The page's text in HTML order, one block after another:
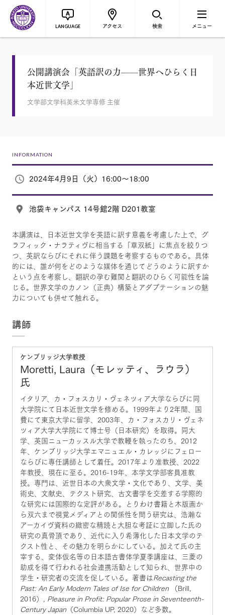
LANGUAGE アクセス 検索 メニュー
公開講演会「英語訳の力——世界へひらく日
本近世文学」
文学部文学科英米文学専修 主催
INFORMATION
2024年4月9日（火）16:00～18:00
池袋キャンパス 14号館2階 D201教室
本講演は、日本近世文学を英語に訳す意義を考慮した上で、グ
ラフィック・ナラティヴに相当する「草双紙」に焦点を絞りつ
つ、英訳ならびにそれに伴う課題を考察するものである。具体
的には、誰が何をどのような媒体を通じてどうのように訳すか
という点を考察し、翻訳の孕む難関と翻訳のひらく可能性を論
じる。世界文学のカノン（正典）構築とアダプテーションの魅
力についても併せて触れる。
講師
ケンブリッジ大学教授
Moretti, Laura（モレッティ、ラウラ）
氏
イタリア、カ・フォスカリ・ヴェネツィア大学ならびに同
大学院にて日本近世文学を修める。1999年より2年間、国
費にて東京大学に留学、2003年、カ・フォスカリ・ヴェネ
ツィア大学大学院にて博士号（日本研究）を取得。同大
学、英国ニューカッスル大学で教鞭を執ったのち、2012
年、ケンブリッジ大学エマニュエル・カレッジにフェロー
ならびに専任講師として着任。2017年より准教授、2022
年教授、現在に至る。2016-19年、本学文学部客員准教
授。専門は、近世日本の大衆文学・文化であり、文学、美
術史、文献史、テクスト研究、古文書学を交差する学際的
な研究には国際的な定評がある。とりわけ書籍と木版画か
ら双六まで視覚メディアとの関係性を問う研究は、浩瀚な
アーカイヴ資料の緻密な精読と大胆な考証に立脚した氏の
研究の真骨頂であり、近代に入り希薄化した日本文学のテ
クスト性と、その魅力を明らかにしている。加えて氏の主
宰する、変体仮名等の日本語古書体学夏季講座は、三菱の
助成を得て行われる社会連携活動として知られ、世界中の
学生・研究者の交流を促している。著書はRecasting the
Past: An Early Modern Tales of Ise for Children （Brill,
2016）, Pleasure in Profit: Popular Prose in Seventeenth-
Century Japan（Columbia UP, 2020）など多数。